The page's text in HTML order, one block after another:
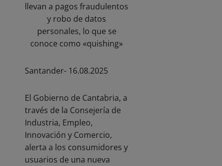
llevan a pagos fraudulentos
y robo de datos
personales, lo que se
conoce como «quishing»
Santander- 16.08.2025
El Gobierno de Cantabria, a
través de la Consejería de
Industria, Empleo,
Innovación y Comercio,
alerta a los consumidores y
usuarios de una nueva